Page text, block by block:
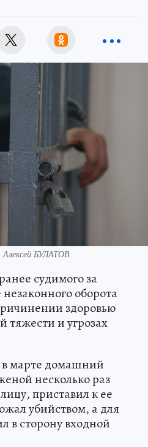
Алексей БУЛАТОВ
судимого за
оборота
здоровью
тяжести и угрозах
в марте домашний
несколько раз
приставил к ее
убийством, а для
в сторону входной